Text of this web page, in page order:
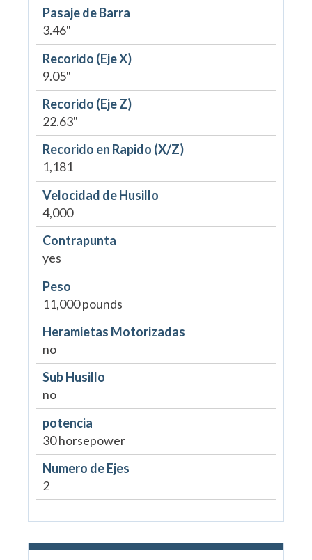
Pasaje de Barra
3.46"
Recorido (Eje X)
9.05"
Recorido (Eje Z)
22.63"
Recorido en Rapido (X/Z)
1,181
Velocidad de Husillo
4,000
Contrapunta
yes
Peso
11,000 pounds
Heramietas Motorizadas
no
Sub Husillo
no
potencia
30 horsepower
Numero de Ejes
2